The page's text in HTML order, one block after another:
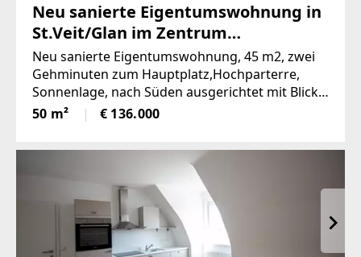
Neu sanierte Eigentumswohnung in
St.Veit/Glan im Zentrum
(Provisionsfrei)
Neu sanierte Eigentumswohnung, 45 m2, zwei
Gehminuten zum Hauptplatz,Hochparterre,
Sonnenlage, nach Süden ausgerichtet mit Blick
ins Grüne, mangelangt über nur 4 Stufen in die
Wohnung, Kindergarten,
50 m² € 136.000